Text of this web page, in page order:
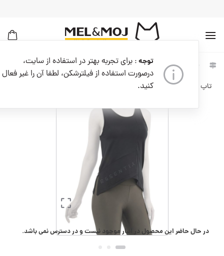
توجه : برای تجربه بهتر در استفاده از سایت،
درصورت استفاده از فیلترشکن، لطفا آن را غیر فعال
کنید.
بروید
لباس زنانه
تاپ ورزشی زنانه کدW08656-001
در حال حاضر این محصول در انبار موجود نیست و در دسترس نمی باشد.